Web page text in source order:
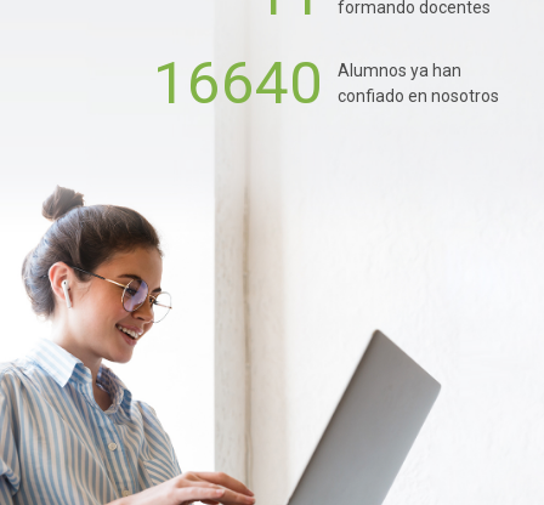
formando docentes
16640
Alumnos ya han
confiado en nosotros